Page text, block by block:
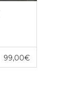
99,00€